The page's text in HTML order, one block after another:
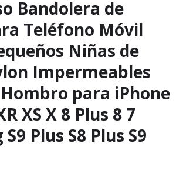
Bandolera de
Teléfono Móvil
Niñas de
Impermeables
para iPhone
XS X 8 Plus 8 7
Plus S8 Plus S9